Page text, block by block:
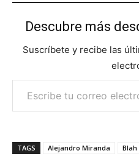
Descubre más
Suscríbete y recibe las
Escribe tu correo electrónico…
TAGS Alejandro Miranda